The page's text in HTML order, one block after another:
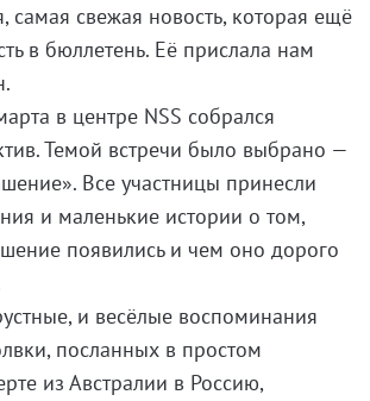
самая свежая новость, которая ещё
в бюллетень. Её прислала нам
в центре NSS собрался
Темой встречи было выбрано —
Все участницы принесли
и маленькие истории о том,
появились и чем оно дорого
и весёлые воспоминания
посланных в простом
из Австралии в Россию,